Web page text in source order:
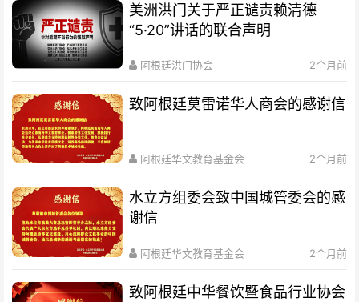
美洲洪门关于严正谴责赖清德
“5·20”讲话的联合声明
阿根廷洪门协会 2个月前
致阿根廷莫雷诺华人商会的感谢信
阿根廷华文教育基金会 2个月前
水立方组委会致中国城管委会的感
谢信
阿根廷华文教育基金会 2个月前
致阿根廷中华餐饮暨食品行业协会